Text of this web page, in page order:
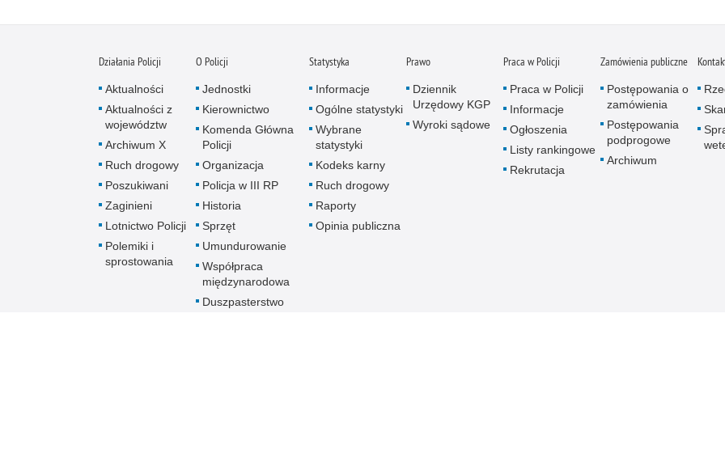
Działania Policji
Aktualności
Aktualności z
województw
Archiwum X
Ruch drogowy
Poszukiwani
Zaginieni
Lotnictwo Policji
Polemiki i
sprostowania
O Policji
Jednostki
Kierownictwo
Komenda Główna
Policji
Organizacja
Policja w III RP
Historia
Sprzęt
Umundurowanie
Współpraca
międzynarodowa
Duszpasterstwo
Statystyka
Informacje
Ogólne statystyki
Wybrane
statystyki
Kodeks karny
Ruch drogowy
Raporty
Opinia publiczna
Prawo
Dziennik
Urzędowy KGP
Wyroki sądowe
Praca w Policji
Praca w Policji
Informacje
Ogłoszenia
Listy rankingowe
Rekrutacja
Zamówienia publiczne
Postępowania o
zamówienia
Postępowania
podprogowe
Archiwum